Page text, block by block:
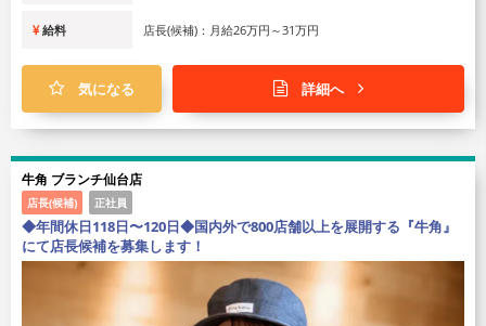
給料 店長(候補)：月給26万円～31万円
気になる 詳細へ
牛角 ブランチ仙台店
店長(候補) 正社員
◆年間休日118日〜120日◆国内外で800店舗以上を展開する『牛角』
にて店長候補を募集します！